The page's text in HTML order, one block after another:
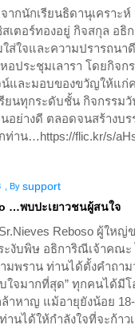
กนักเรียนธิดานุเคราะห์
เตอร์ทองอยู่ กิจสกุล อ
ใส่ใจและความปรารถน
อประชุมเลารา โดยกิจก
น์และมอบของขวัญให้แ
ยนทุกระดับชั้น กิจกรรม
อย่างดี ตลอดจนสร้างบ
าน…https://flic.kr/s/
By support
…พบปะเยาวชนผู้สนใจ
Reboso ผู้ให
ะงับพิษ อธิการิณีเจ้าคณ
พราน ท่านได้ตั้งคำถาม
ใจมากที่สุด” ทุกคนได้มี
าหาญ แม้อายุยังน้อย
านได้ให้กำลังใจที่จะก้